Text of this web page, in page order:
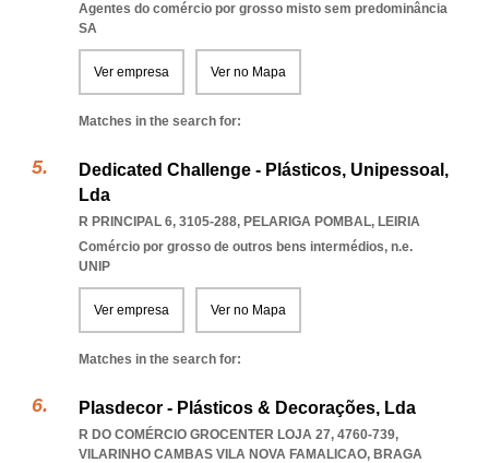
Agentes do comércio por grosso misto sem predominância
SA
Ver empresa Ver no Mapa
Matches in the search for:
Dedicated Challenge - Plásticos, Unipessoal,
Lda
R PRINCIPAL 6, 3105-288, PELARIGA POMBAL, LEIRIA
Comércio por grosso de outros bens intermédios, n.e.
UNIP
Ver empresa Ver no Mapa
Matches in the search for:
Plasdecor - Plásticos & Decorações, Lda
R DO COMÉRCIO GROCENTER LOJA 27, 4760-739,
VILARINHO CAMBAS VILA NOVA FAMALICAO, BRAGA